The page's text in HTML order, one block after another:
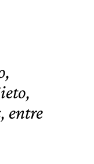
entre